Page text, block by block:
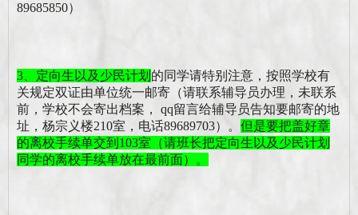
89685850）
3、定向生以及少民计划 的同学请特别注意，按照学校有
关规定双证由单位统一邮寄（请联系辅导员办理，未联系
前，学校不会寄出档案，
qq留言给辅导员告知要邮寄的地
址，杨宗义楼210室，电话89689703）。 但是要把盖好章
的离校手续单交到 103室（请班长把定向生以及少民计划
同学的离校手续单放在最前面）。